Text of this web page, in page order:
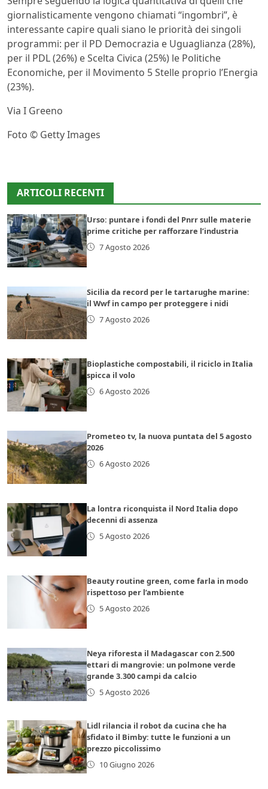
giornalisticamente vengono chiamati “ingombri”, è
interessante capire quali siano le priorità dei singoli
programmi: per il PD Democrazia e Uguaglianza (28%),
per il PDL (26%) e Scelta Civica (25%) le Politiche
Economiche, per il Movimento 5 Stelle proprio l’Energia
(23%).
Via I Greeno
Foto © Getty Images
ARTICOLI RECENTI
Urso: puntare i fondi del Pnrr sulle materie
prime critiche per rafforzare l’industria
7 Agosto 2026
Sicilia da record per le tartarughe marine:
il Wwf in campo per proteggere i nidi
7 Agosto 2026
Bioplastiche compostabili, il riciclo in Italia
spicca il volo
6 Agosto 2026
Prometeo tv, la nuova puntata del 5 agosto
2026
6 Agosto 2026
La lontra riconquista il Nord Italia dopo
decenni di assenza
5 Agosto 2026
Beauty routine green, come farla in modo
rispettoso per l’ambiente
5 Agosto 2026
Neya riforesta il Madagascar con 2.500
ettari di mangrovie: un polmone verde
grande 3.300 campi da calcio
5 Agosto 2026
Lidl rilancia il robot da cucina che ha
sfidato il Bimby: tutte le funzioni a un
prezzo piccolissimo
10 Giugno 2026